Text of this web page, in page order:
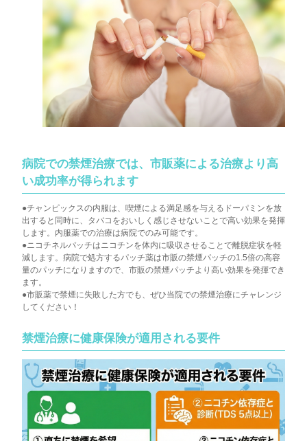
病院での禁煙治療では、市販薬による治療より高
い成功率が得られます
●チャンピックスの内服は、喫煙による満足感を与えるドーパミンを放
出すると同時に、タバコをおいしく感じさせないことで高い効果を発揮
します。内服薬での治療は病院でのみ可能です。
●ニコチネルパッチはニコチンを体内に吸収させることで離脱症状を軽
減します。病院で処方するパッチ薬は市販の禁煙パッチの1.5倍の高容
量のパッチになりますので、市販の禁煙パッチより高い効果を発揮でき
ます。
●市販薬で禁煙に失敗した方でも、ぜひ当院での禁煙治療にチャレンジ
してください！
禁煙治療に健康保険が適用される要件